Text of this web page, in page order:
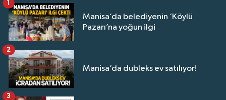
Manisa’da belediyenin ‘Köylü
Pazarı’na yoğun ilgi
1
Manisa’da dubleks ev satılıyor!
2
3